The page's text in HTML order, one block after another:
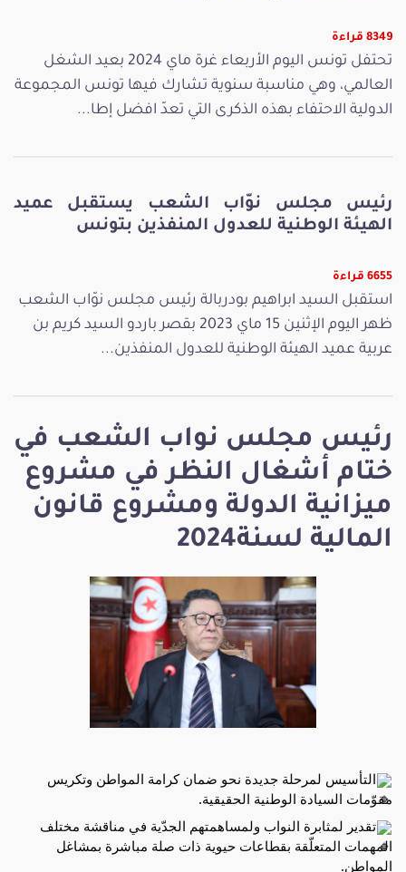
رئيس مجلس نواب الشعب في
ختام أشغال النظر في مشروع
ميزانية الدولة ومشروع قانون
المالية لسنة2024
التأسيس لمرحلة جديدة نحو ضمان كرامة المواطن وتكريس
مقوّمات السيادة الوطنية الحقيقية.
تقدير لمثابرة النواب ولمساهمتهم الجدّية في مناقشة مختلف
المهمات المتعلّقة بقطاعات حيوية ذات صلة مباشرة بمشاغل
المواطن.
8349 قراءة
تحتفل تونس اليوم الأربعاء غرة ماي 2024 بعيد الشغل
العالمي، وهي مناسبة سنوية تشارك فيها تونس المجموعة
الدولية الاحتفاء بهذه الذكرى التي تعدّ افضل إطا...
رئيس مجلس نوّاب الشعب يستقبل عميد
الهيئة الوطنية للعدول المنفذين بتونس
6655 قراءة
استقبل السيد ابراهيم بودربالة رئيس مجلس نوّاب الشعب
ظهر اليوم الإثنين 15 ماي 2023 بقصر باردو السيد كريم بن
عربية عميد الهيئة الوطنية للعدول المنفذين...